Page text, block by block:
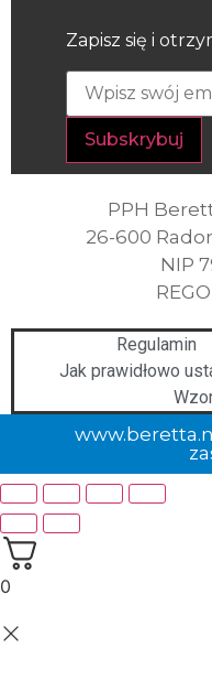
Zapisz się i
PPH
26-600
NIP
Regulamin
Jak prawidłowo
0